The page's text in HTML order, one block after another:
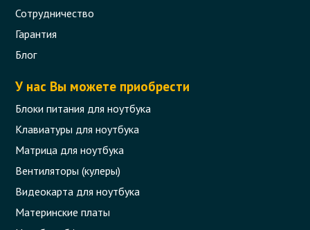
Сотрудничество
Гарантия
Блог
У нас Вы можете приобрести
Блоки питания для ноутбука
Клавиатуры для ноутбука
Матрица для ноутбука
Вентиляторы (кулеры)
Видеокарта для ноутбука
Материнские платы